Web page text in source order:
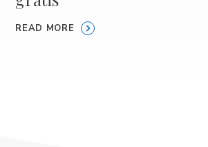
READ MORE